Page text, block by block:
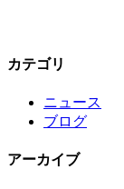
カテゴリ
ニュース
ブログ
アーカイブ